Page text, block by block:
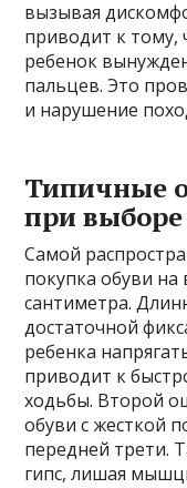
вызывая
приводит к тому,
ребенок
пальцев. Это
и нарушение
Типичные
при выборе
Самой
покупка обуви на
сантиметра.
достаточной
ребенка
приводит к
ходьбы. Второй
обуви с жесткой
передней трети.
гипс, лишая